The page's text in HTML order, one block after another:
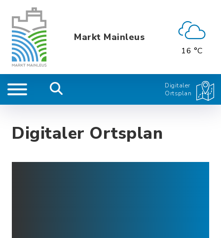
Markt Mainleus
16 °C
Digitaler
Ortsplan
Digitaler Ortsplan